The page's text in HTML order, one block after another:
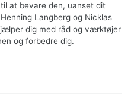
at bevare den, uanset dit
Langberg og Nicklas
dig med råd og værktøjer
og forbedre dig.